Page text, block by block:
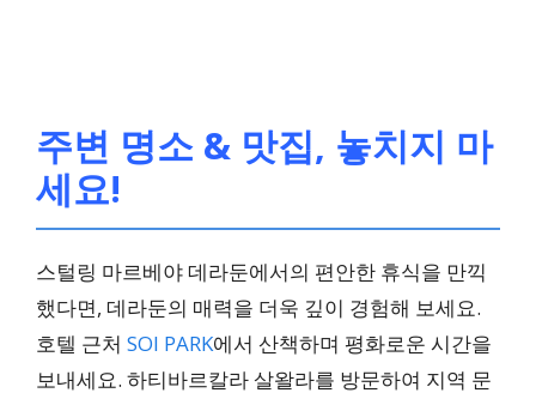
주변 명소 & 맛집, 놓치지 마
세요!
스털링 마르베야 데라둔에서의 편안한 휴식을 만끽
했다면, 데라둔의 매력을 더욱 깊이 경험해 보세요.
호텔 근처 SOI PARK에서 산책하며 평화로운 시간을
보내세요. 하티바르칼라 살왈라를 방문하여 지역 문